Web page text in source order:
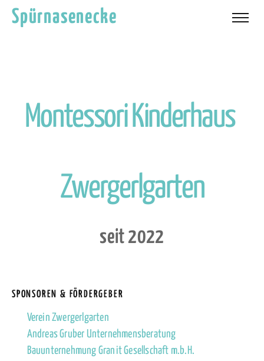
Spürnasenecke
MontessoriKinderhaus
Zwergerlgarten
seit 2022
SPONSOREN & FÖRDERGEBER
Verein Zwergerlgarten
Andreas Gruber Unternehmensberatung
Bauunternehmung Granit Gesellschaft m.b.H.